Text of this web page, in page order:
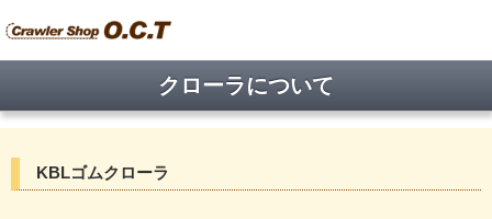
クローラについて
KBLゴムクローラ